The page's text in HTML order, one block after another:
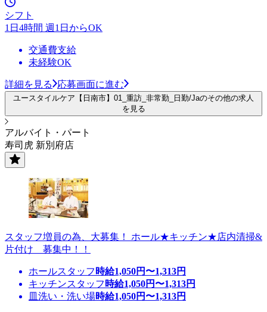
シフト
1日4時間 週1日からOK
交通費支給
未経験OK
詳細を見る 応募画面に進む
ユースタイルケア【日南市】01_重訪_非常勤_日勤/Jaのその他の求人
を見る
アルバイト・パート
寿司虎 新別府店
スタッフ増員の為、大募集！ ホール★キッチン★店内清掃&
片付け 募集中！！
ホールスタッフ 時給1,050円〜1,313円
キッチンスタッフ 時給1,050円〜1,313円
皿洗い・洗い場時給1,050円〜1,313円